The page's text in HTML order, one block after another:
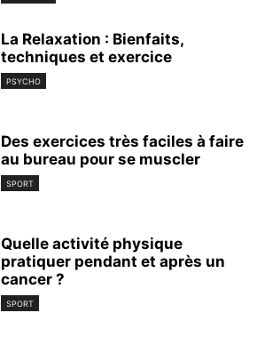
La Relaxation : Bienfaits,
techniques et exercice
PSYCHO
Des exercices très faciles à faire
au bureau pour se muscler
SPORT
Quelle activité physique
pratiquer pendant et après un
cancer ?
SPORT